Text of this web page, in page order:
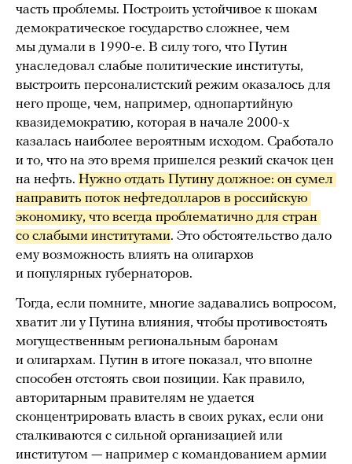
часть проблемы. Построить устойчивое к шокам
демократическое государство сложнее, чем
мы думали в 1990-е. В силу того, что Путин
унаследовал слабые политические институты,
выстроить персоналистский режим оказалось для
него проще, чем, например, однопартийную
квазидемократию, которая в начале 2000-х
казалась наиболее вероятным исходом. Сработало
и то, что на это время пришелся резкий скачок цен
на нефть. Нужно отдать Путину должное: он сумел
направить поток нефтедолларов в российскую
экономику, что всегда проблематично для стран
со слабыми институтами. Это обстоятельство дало
ему возможность влиять на олигархов
и популярных губернаторов.
Тогда, если помните, многие задавались вопросом,
хватит ли у Путина влияния, чтобы противостоять
могущественным региональным баронам
и олигархам. Путин в итоге показал, что вполне
способен отстоять свои позиции. Как правило,
авторитарным правителям не удается
сконцентрировать власть в своих руках, если они
сталкиваются с сильной организацией или
институтом — например с командованием армии